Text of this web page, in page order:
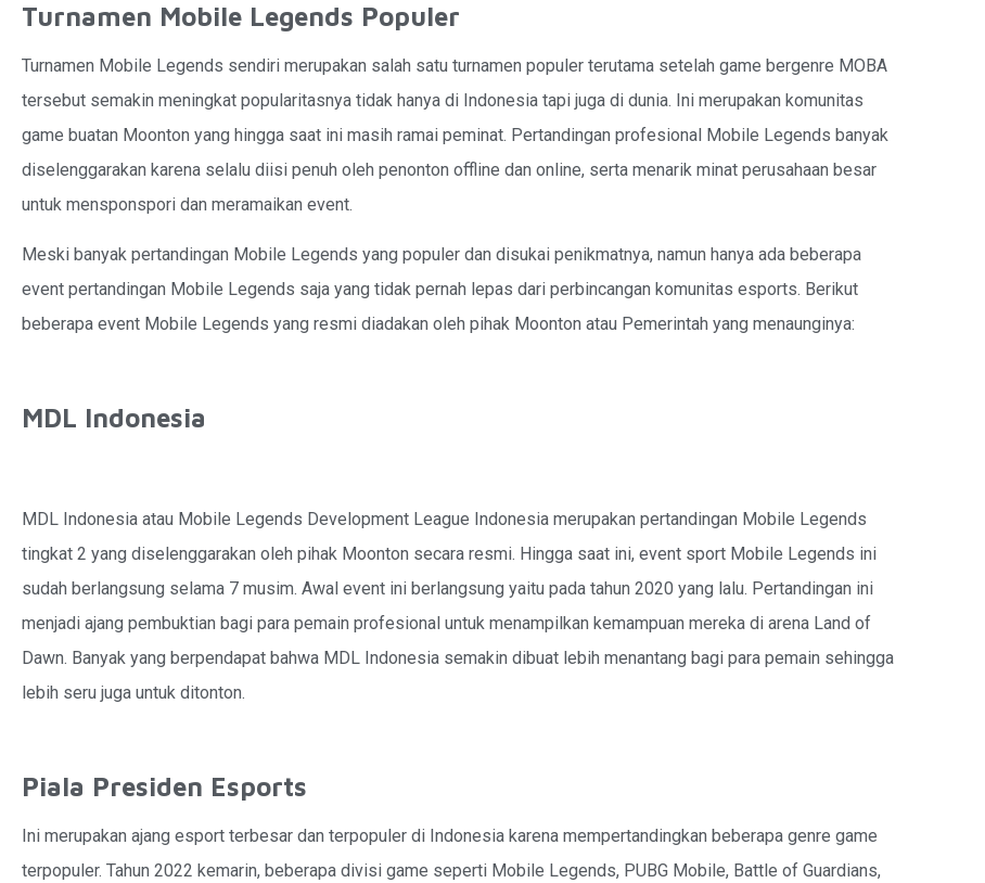
Turnamen Mobile Legends Populer
Turnamen Mobile Legends sendiri merupakan salah satu turnamen populer terutama setelah game bergenre MOBA
tersebut semakin meningkat popularitasnya tidak hanya di Indonesia tapi juga di dunia. Ini merupakan komunitas
game buatan Moonton yang hingga saat ini masih ramai peminat. Pertandingan profesional Mobile Legends banyak
diselenggarakan karena selalu diisi penuh oleh penonton offline dan online, serta menarik minat perusahaan besar
untuk mensponspori dan meramaikan event.
Meski banyak pertandingan Mobile Legends yang populer dan disukai penikmatnya, namun hanya ada beberapa
event pertandingan Mobile Legends saja yang tidak pernah lepas dari perbincangan komunitas esports. Berikut
beberapa event Mobile Legends yang resmi diadakan oleh pihak Moonton atau Pemerintah yang menaunginya:
MDL Indonesia
MDL Indonesia atau Mobile Legends Development League Indonesia merupakan pertandingan Mobile Legends
tingkat 2 yang diselenggarakan oleh pihak Moonton secara resmi. Hingga saat ini, event sport Mobile Legends ini
sudah berlangsung selama 7 musim. Awal event ini berlangsung yaitu pada tahun 2020 yang lalu. Pertandingan ini
menjadi ajang pembuktian bagi para pemain profesional untuk menampilkan kemampuan mereka di arena Land of
Dawn. Banyak yang berpendapat bahwa MDL Indonesia semakin dibuat lebih menantang bagi para pemain sehingga
lebih seru juga untuk ditonton.
Piala Presiden Esports
Ini merupakan ajang esport terbesar dan terpopuler di Indonesia karena mempertandingkan beberapa genre game
terpopuler. Tahun 2022 kemarin, beberapa divisi game seperti Mobile Legends, PUBG Mobile, Battle of Guardians,